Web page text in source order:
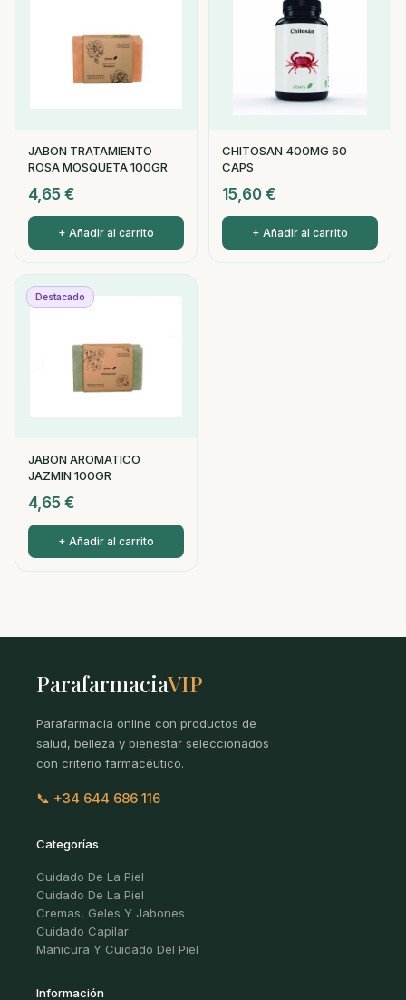
JABON TRATAMIENTO
ROSA MOSQUETA 100GR
4,65 €
+ Añadir al carrito
CHITOSAN 400MG 60
CAPS
15,60 €
+ Añadir al carrito
Destacado
JABON AROMATICO
JAZMIN 100GR
4,65 €
+ Añadir al carrito
ParafarmaciaVIP
Parafarmacia online con productos de
salud, belleza y bienestar seleccionados
con criterio farmacéutico.
📞 +34 644 686 116
Categorías
Cuidado De La Piel
Cuidado De La Piel
Cremas, Geles Y Jabones
Cuidado Capilar
Manicura Y Cuidado Del Piel
Información